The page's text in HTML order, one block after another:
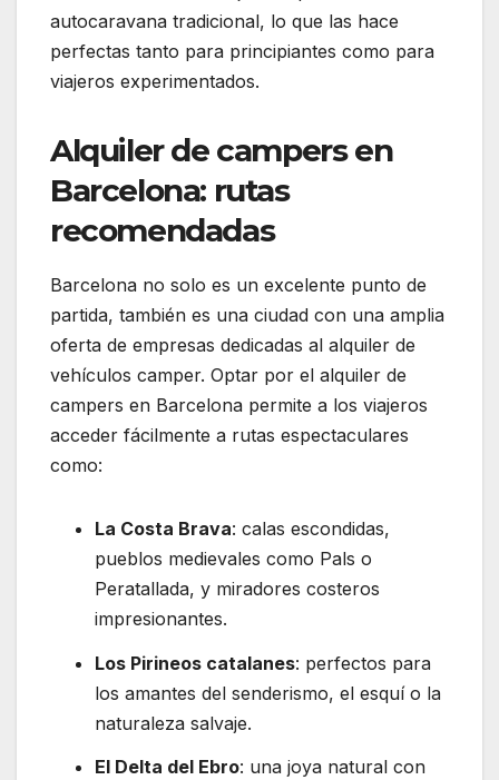
autocaravana tradicional, lo que las hace
perfectas tanto para principiantes como para
viajeros experimentados.
Alquiler de campers en
Barcelona: rutas
recomendadas
Barcelona no solo es un excelente punto de
partida, también es una ciudad con una amplia
oferta de empresas dedicadas al alquiler de
vehículos camper. Optar por el alquiler de
campers en Barcelona permite a los viajeros
acceder fácilmente a rutas espectaculares
como:
La Costa Brava: calas escondidas,
pueblos medievales como Pals o
Peratallada, y miradores costeros
impresionantes.
Los Pirineos catalanes: perfectos para
los amantes del senderismo, el esquí o la
naturaleza salvaje.
El Delta del Ebro: una joya natural con